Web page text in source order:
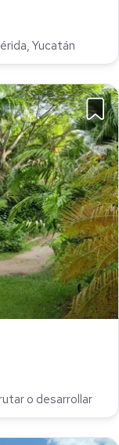
Yucatán
o desarrollar